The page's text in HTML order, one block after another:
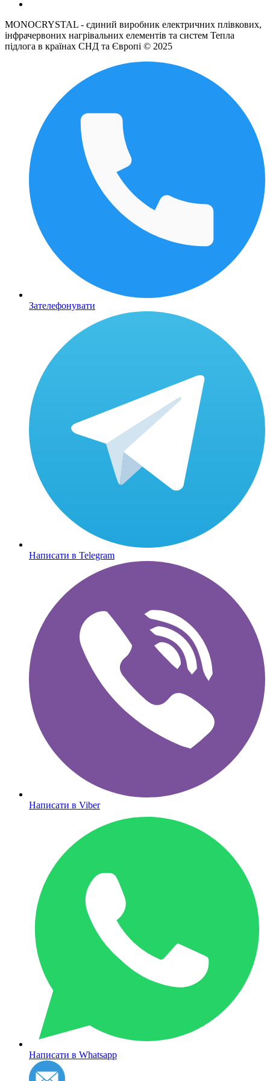
MONOCRYSTAL - єдиний виробник електричних плівкових,
інфрачервоних нагрівальних елементів та систем Тепла
підлога в країнах СНД та Європі © 2025
Зателефонувати
Написати в Telegram
Написати в Viber
Написати в Whatsapp